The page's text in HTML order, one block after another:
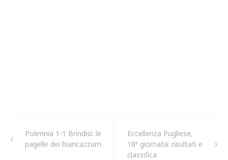
Polimnia 1-1 Brindisi: le
pagelle dei biancazzurri
Eccellenza Pugliese,
18ª giornata: risultati e
classifica